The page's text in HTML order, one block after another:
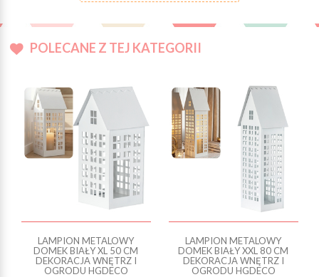
POLECANE Z TEJ KATEGORII
LAMPION METALOWY
DOMEK BIAŁY XL 50 CM
DEKORACJA WNĘTRZ I
OGRODU HGDECO
LAMPION METALOWY
DOMEK BIAŁY XXL 80 CM
DEKORACJA WNĘTRZ I
OGRODU HGDECO